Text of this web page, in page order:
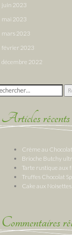
juin 2023
mai 2023
mars 2023
février 2023
décembre 2022
:
Articles récents
Crème au
Brioche Butchy
Tarte rustique aux
Truffes Chocolat
Cake aux Noisettes
Commentaires